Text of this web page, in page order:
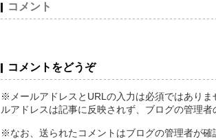
コメント
コメントをどうぞ
※メールアドレスとURLの入力は必須ではありま
ルアドレスは記事に反映されず、ブログの管理
※なお、送られたコメントはブログの管理者が確